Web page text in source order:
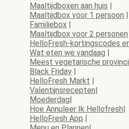
Maaltijdboxen aan huis |
Maaltijdbox voor 1 persoon |
Familiebox |
Maaltijdbox voor 2 personen
HelloFresh-kortingscodes
Wat eten we vandaag |
Meest vegetarische
Black Friday |
HelloFresh Markt |
Valentijnsrecepten|
Moederdag|
Hoe Annuleer Ik Hellofresh|
HelloFresh App |